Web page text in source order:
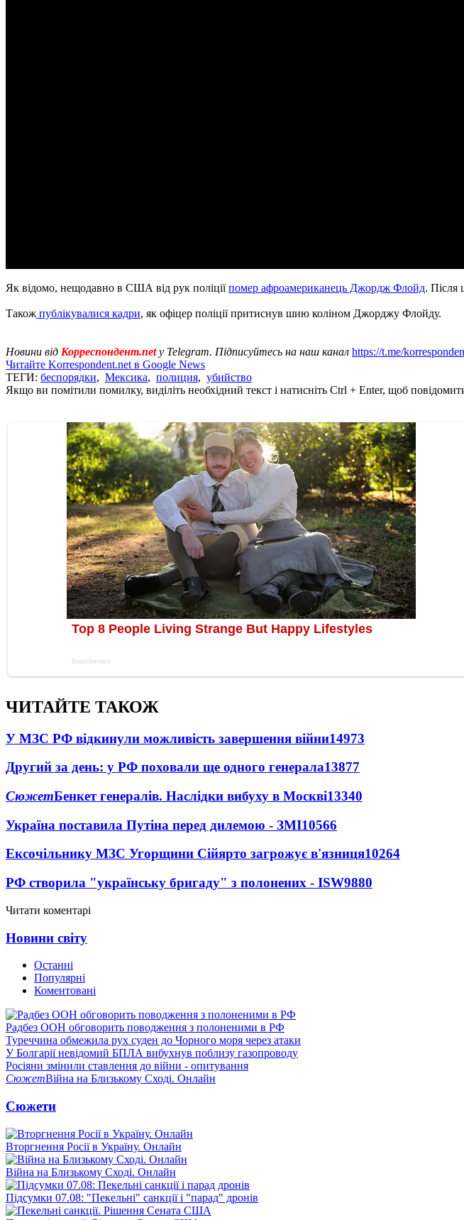
Як відомо, нещодавно в США від рук поліціїпомер афроамериканець Джордж Флойд. Після
Також публікувалися кадри, як офіцер поліції притиснув шию коліном Джорджу Флойду.
Новини від Корреспондент.net у Telegram. Підписуйтесь на наш канал https://t.me/
Читайте Korrespondent.net в Google News
ТЕГИ: беспорядки, Мексика, полиция, убийство
Якщо ви помітили помилку, виділіть необхідний текст і натисніть Ctrl + Enter, щоб
ЧИТАЙТЕ ТАКОЖ
У МЗС РФ відкинули можливість завершення війни14973
Другий за день: у РФ поховали ще одного генерала13877
СюжетБенкет генералів. Наслідки вибуху в Москві13340
Україна поставила Путіна перед дилемою - ЗМІ10566
Ексочільнику МЗС Угорщини Сійярто загрожує в'язниця10264
РФ створила "українську бригаду" з полонених - ISW9880
Читати коментарі
Новини світу
Останні
Популярні
Коментовані
Радбез ООН обговорить поводження з полоненими в РФ
Туреччина обмежила рух суден до Чорного моря через атаки
У Болгарії невідомий БПЛА вибухнув поблизу газопроводу
Росіяни змінили ставлення до війни - опитування
СюжетВійна на Близькому Сході. Онлайн
Сюжети
Вторгнення Росії в Україну. Онлайн
Війна на Близькому Сході. Онлайн
Підсумки 07.08: "Пекельні" санкції і "парад" дронів